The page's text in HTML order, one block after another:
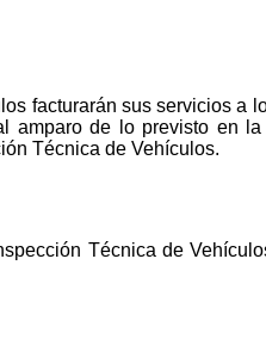
facturarán sus servicios a
amparo de lo previsto en la
Técnica de Vehículos.
Técnica de